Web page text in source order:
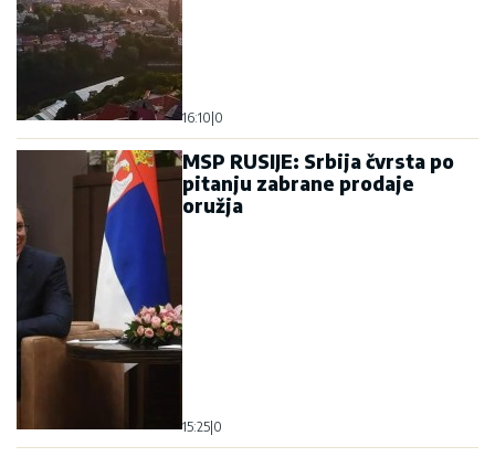
16:10 0
MSP RUSIJE: Srbija čvrsta po
pitanju zabrane prodaje
oružja
15:25 0